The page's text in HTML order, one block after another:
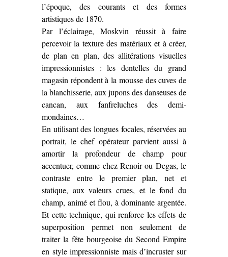
l’époque, des courants et des formes
artistiques de 1870.
Par l’éclairage, Moskvin réussit à faire
percevoir la texture des matériaux et à créer,
de plan en plan, des allitérations visuelles
impressionnistes : les dentelles du grand
magasin répondent à la mousse des cuves de
la blanchisserie, aux jupons des danseuses de
cancan, aux fanfreluches des demi-
mondaines…
En utilisant des longues focales, réservées au
portrait, le chef opérateur parvient aussi à
amortir la profondeur de champ pour
accentuer, comme chez Renoir ou Degas, le
contraste entre le premier plan, net et
statique, aux valeurs crues, et le fond du
champ, animé et flou, à dominante argentée.
Et cette technique, qui renforce les effets de
superposition permet non seulement de
traiter la fête bourgeoise du Second Empire
en style impressionniste mais d’incruster sur